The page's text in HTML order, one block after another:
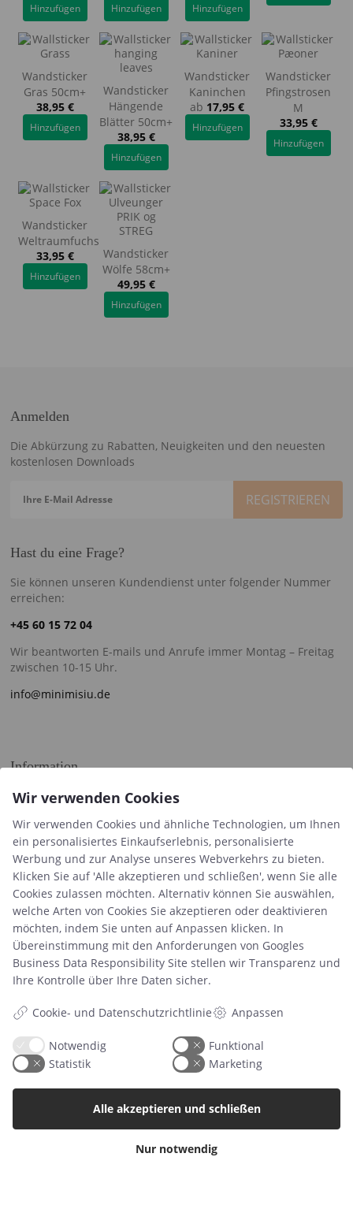
Hinzufügen Hinzufügen Hinzufügen
Wandsticker
Gras 50cm+
38,95 €
Hinzufügen
Wandsticker
Hängende
Blätter 50cm+
38,95 €
Hinzufügen
Wandsticker
Kaninchen
ab 17,95 €
Hinzufügen
Wandsticker
Pfingstrosen
M
33,95 €
Hinzufügen
Wandsticker
Weltraumfuchs
33,95 €
Hinzufügen
Wandsticker
Wölfe 58cm+
49,95 €
Hinzufügen
Hast du eine Frage?
Sie können unseren Kundendienst unter folgender Nummer
erreichen:
+45 60 15 72 04
Wir beantworten E-mails und Anrufe immer Montag – Freitag
zwischen 10-15 Uhr.
info@minimisiu.de
Information
Kostenlose Downloads
Druckzeiten
Handelsbedingungen & FAQ
Datenschutzrichtlinie
Über uns
Blog
Produkt
Retourenetikett
Babyalbum
Meilensteinkarten
Anmelden
Die Abkürzung zu Rabatten, Neuigkeiten und den neuesten
kostenlosen Downloads
Ihre E-Mail Adresse
Wir verwenden Cookies
Wir verwenden Cookies und ähnliche Technologien, um Ihnen
ein personalisiertes Einkaufserlebnis, personalisierte
Werbung und zur Analyse unseres Webverkehrs zu bieten.
Klicken Sie auf 'Alle akzeptieren und schließen', wenn Sie alle
Cookies zulassen möchten. Alternativ können Sie auswählen,
welche Arten von Cookies Sie akzeptieren oder deaktivieren
möchten, indem Sie unten auf Anpassen klicken. In
Übereinstimmung mit den Anforderungen von Googles
Business Data Responsibility Site stellen wir Transparenz und
Ihre Kontrolle über Ihre Daten sicher.
Cookie- und Datenschutzrichtlinie Anpassen
Notwendig
Funktional
Statistik
Marketing
Nur notwendig
Alle akzeptieren und schließen